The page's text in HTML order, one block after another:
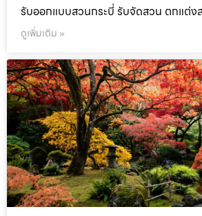
รับออกแบบสวนกระบี่ รับจัดสวน ตกแต่ง
ดูเพิ่มเติม »